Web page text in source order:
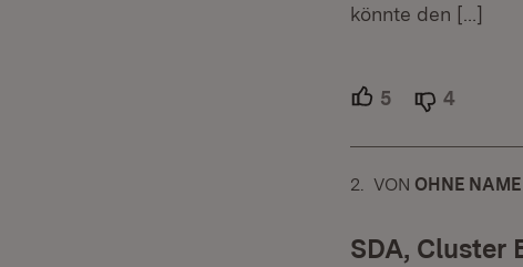
könnte den […]
5 Unterstützer.
4
2. KOMMENTAR
VON :OHNE NAME
SDA, Cluster